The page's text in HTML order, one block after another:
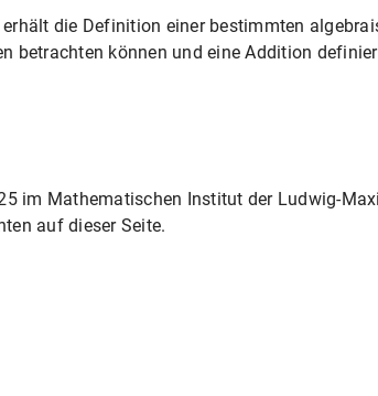
die Definition einer bestimmten
betrachten können und eine Addition
im Mathematischen Institut der Ludwig-
auf dieser Seite.